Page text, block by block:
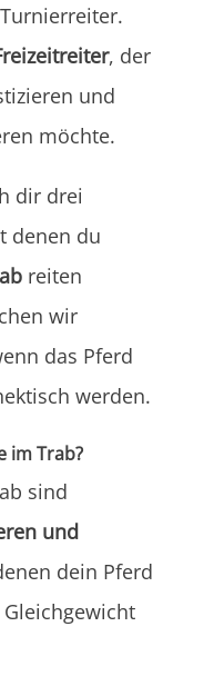
, der
und
möchte.
dir drei
denen du
reiten
wir
das Pferd
werden.
im Trab?
sind
und
dein Pferd